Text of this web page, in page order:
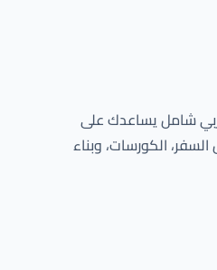
شامل يساعدك على
الكورسات، وبناء